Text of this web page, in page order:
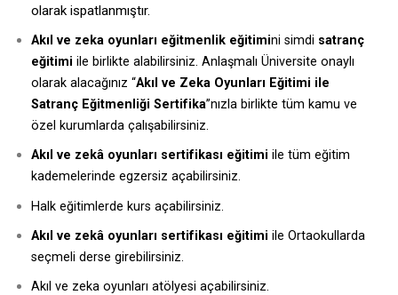
olarak ispatlanmıştır.
Akıl ve zeka oyunları eğitmenlik eğitimini simdi satranç
eğitimi ile birlikte alabilirsiniz. Anlaşmalı Üniversite onaylı
olarak alacağınız “Akıl ve Zeka Oyunları Eğitimi ile
Satranç Eğitmenliği Sertifika”nızla birlikte tüm kamu ve
özel kurumlarda çalışabilirsiniz.
Akıl ve zekâ oyunları sertifikası eğitimi ile tüm eğitim
kademelerinde egzersiz açabilirsiniz.
Halk eğitimlerde kurs açabilirsiniz.
Akıl ve zekâ oyunları sertifikası eğitimi ile Ortaokullarda
seçmeli derse girebilirsiniz.
Akıl ve zeka oyunları atölyesi açabilirsiniz.